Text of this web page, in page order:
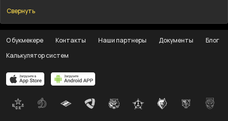
Свернуть
О букмекере Контакты Наши партнеры Документы
Блог
Калькулятор систем